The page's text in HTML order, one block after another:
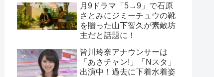
月9ドラマ「5→9」で石原
さとみにジミーチュウの靴
を贈った山下智久が素敵坊
主だと話題に！
皆川玲奈アナウンサーは
「あさチャン!」「Nスタ」
出演中！過去に下着水着姿